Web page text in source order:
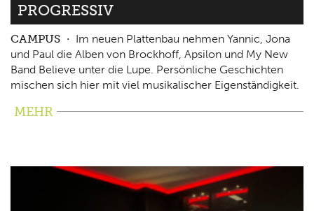
PROGRESSIV
CAMPUS
Im neuen Plattenbau nehmen Yannic, Jona
und Paul die Alben von Brockhoff, Apsilon und My New
Band Believe unter die Lupe. Persönliche Geschichten
mischen sich hier mit viel musikalischer Eigenständigkeit.
MEHR